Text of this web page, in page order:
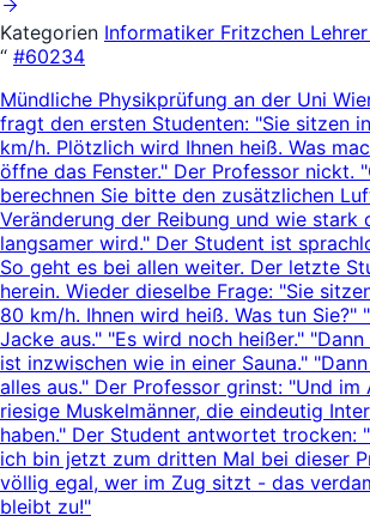
Kategorien Informatiker Fritzchen
“ #60234
Mündliche Physikprüfung an der Uni
fragt den ersten Studenten: "Sie sitzen
km/h. Plötzlich wird Ihnen heiß. Was
öffne das Fenster." Der Professor nickt.
berechnen Sie bitte den zusätzlichen
Veränderung der Reibung und wie stark
langsamer wird." Der Student ist
So geht es bei allen weiter. Der letzte
herein. Wieder dieselbe Frage: "Sie
80 km/h. Ihnen wird heiß. Was tun Sie?"
Jacke aus." "Es wird noch heißer."
ist inzwischen wie in einer Sauna."
alles aus." Der Professor grinst: "Und
riesige Muskelmänner, die eindeutig
haben." Der Student antwortet trocken:
ich bin jetzt zum dritten Mal bei dieser
völlig egal, wer im Zug sitzt - das
bleibt zu!"